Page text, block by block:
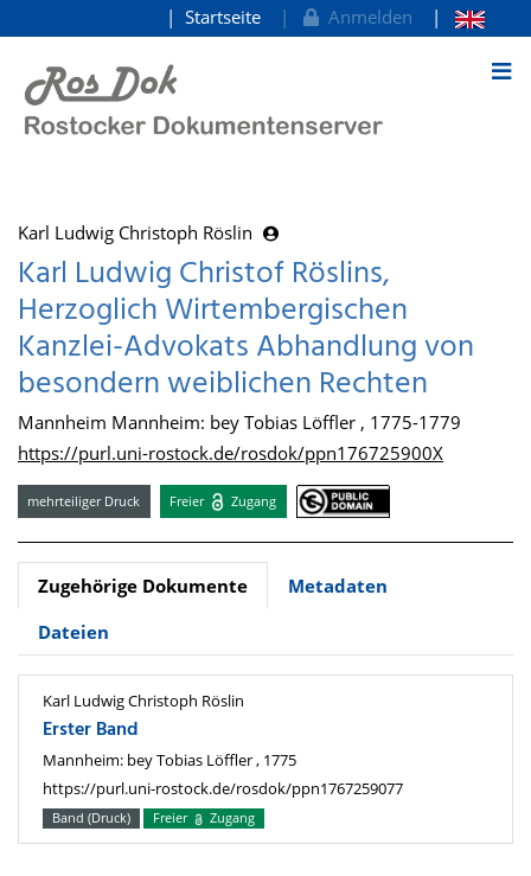
zum Inhalt
Startseite Anmelden
Karl Ludwig Christoph Röslin
Karl Ludwig Christof Röslins,
Herzoglich Wirtembergischen
Kanzlei-Advokats Abhandlung von
besondern weiblichen Rechten
Mannheim Mannheim: bey Tobias Löffler , 1775-1779
https://purl.uni-rostock.de/rosdok/ppn176725900X
mehrteiliger Druck Freier Zugang
Zugehörige Dokumente
Metadaten
Dateien
Karl Ludwig Christoph Röslin
Erster Band
Mannheim: bey Tobias Löffler , 1775
https://purl.uni-rostock.de/rosdok/ppn1767259077
Band (Druck) Freier Zugang